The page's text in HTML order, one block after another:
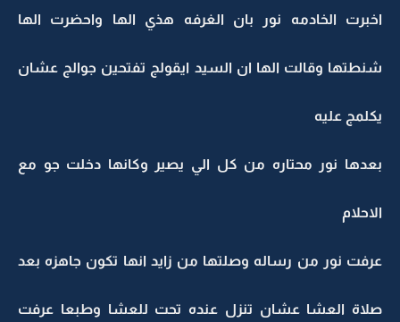
اخبرت الخادمه نور بان الغرفه هذي الها واحضرت الها
شنطتها وقالت الها ان السيد ايقولج تفتحين جوالج عشان
يكلمج عليه
بعدها نور محتاره من كل الي يصير وكانها دخلت جو مع
الاحلام
عرفت نور من رساله وصلتها من زايد انها تكون جاهزه بعد
صلاة العشا عشان تنزل عنده تحت للعشا وطبعا عرفت